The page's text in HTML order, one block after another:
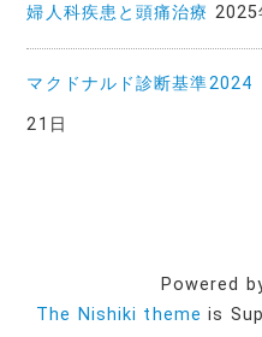
婦人科疾患と頭痛治療 2025
マクドナルド診断基準2024
21日
Powered
The Nishiki theme is